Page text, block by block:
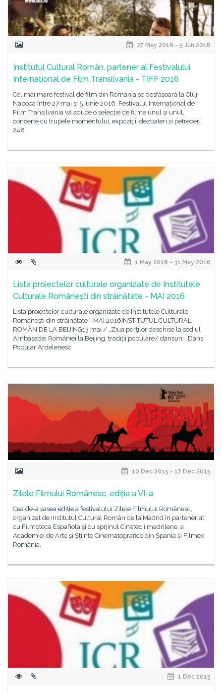
27 May 2016 - 5 Jun 2016
Institutul Cultural Român, partener al Festivalului
Internaţional de Film Transilvania - TIFF 2016
Cel mai mare festival de film din România se desfășoară la Cluj-
Napoca între 27 mai și 5 iunie 2016. Festivalul Internaţional de
Film Transilvania va aduce o selecție de filme unul și unul,
concerte cu trupele momentului, expoziții, dezbateri și petreceri.
248
1 May 2016 - 31 May 2016
Lista proiectelor culturale organizate de Institutele
Culturale Românești din străinătate - MAI 2016
Lista proiectelor culturale organizate de Institutele Culturale
Românești din străinătate - MAI 2016INSTITUTUL CULTURAL
ROMÂN DE LA BEIJING13 mai / „Ziua porţilor deschise la sediul
Ambasadei României la Beijing, tradiții populare/ dansuri: „Dans
Popular Ardelenesc
10 Dec 2015 - 17 Dec 2015
Zilele Filmului Românesc, ediția a VI-a
Cea de-a șasea ediție a festivalului Zilele Filmului Românesc,
organizat de Institutul Cultural Român de la Madrid în parteneriat
cu Filmoteca Española și cu sprjinul Cinetecii madrilene, a
Academiei de Arte și Științe Cinematografice din Spania și Filmex
România,
1 Dec 2015